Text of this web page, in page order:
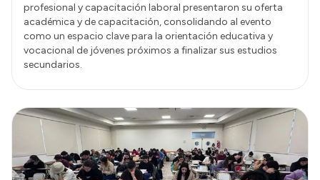
profesional y capacitación laboral presentaron su oferta
académica y de capacitación, consolidando al evento
como un espacio clave para la orientación educativa y
vocacional de jóvenes próximos a finalizar sus estudios
secundarios.